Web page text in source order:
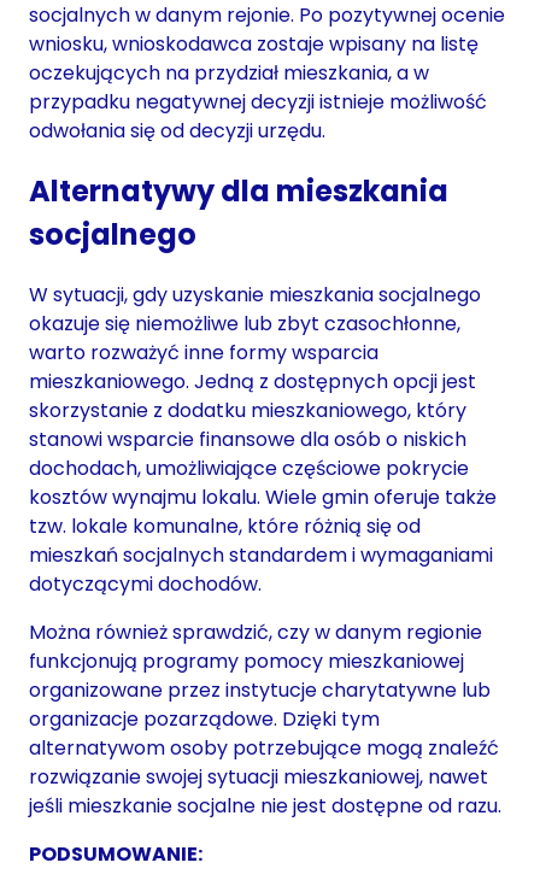
socjalnych w danym rejonie. Po pozytywnej ocenie
wniosku, wnioskodawca zostaje wpisany na listę
oczekujących na przydział mieszkania, a w
przypadku negatywnej decyzji istnieje możliwość
odwołania się od decyzji urzędu.
Alternatywy dla mieszkania
socjalnego
W sytuacji, gdy uzyskanie mieszkania socjalnego
okazuje się niemożliwe lub zbyt czasochłonne,
warto rozważyć inne formy wsparcia
mieszkaniowego. Jedną z dostępnych opcji jest
skorzystanie z dodatku mieszkaniowego, który
stanowi wsparcie finansowe dla osób o niskich
dochodach, umożliwiające częściowe pokrycie
kosztów wynajmu lokalu. Wiele gmin oferuje także
tzw. lokale komunalne, które różnią się od
mieszkań socjalnych standardem i wymaganiami
dotyczącymi dochodów.
Można również sprawdzić, czy w danym regionie
funkcjonują programy pomocy mieszkaniowej
organizowane przez instytucje charytatywne lub
organizacje pozarządowe. Dzięki tym
alternatywom osoby potrzebujące mogą znaleźć
rozwiązanie swojej sytuacji mieszkaniowej, nawet
jeśli mieszkanie socjalne nie jest dostępne od razu.
PODSUMOWANIE: